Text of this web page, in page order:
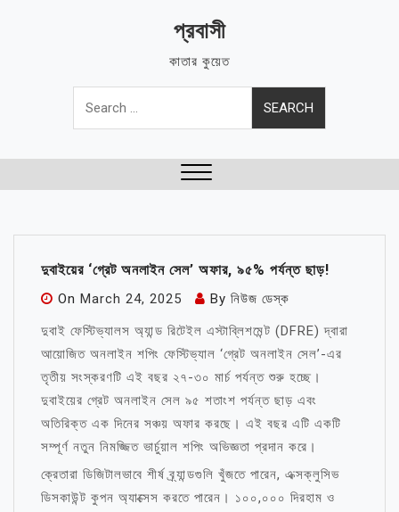
প্রবাসী
কাতার কুয়েত
Search
for:
দুবাইয়ের ‘গ্রেট অনলাইন সেল’ অফার, ৯৫% পর্যন্ত ছাড়!
On March 24, 2025 By নিউজ ডেস্ক
দুবাই ফেস্টিভ্যালস অ্যান্ড রিটেইল এস্টাব্লিশমেন্ট (DFRE) দ্বারা
আয়োজিত অনলাইন শপিং ফেস্টিভ্যাল ‘গ্রেট অনলাইন সেল’-এর
তৃতীয় সংস্করণটি এই বছর ২৭-৩০ মার্চ পর্যন্ত শুরু হচ্ছে।
দুবাইয়ের গ্রেট অনলাইন সেল ৯৫ শতাংশ পর্যন্ত ছাড় এবং
অতিরিক্ত এক দিনের সঞ্চয় অফার করছে। এই বছর এটি একটি
সম্পূর্ণ নতুন নিমজ্জিত ভার্চুয়াল শপিং অভিজ্ঞতা প্রদান করে।
ক্রেতারা ডিজিটালভাবে শীর্ষ ব্র্যান্ডগুলি খুঁজতে পারেন, এক্সক্লুসিভ
ডিসকাউন্ট কুপন অ্যাক্সেস করতে পারেন। ১০০,০০০ দিরহাম ও